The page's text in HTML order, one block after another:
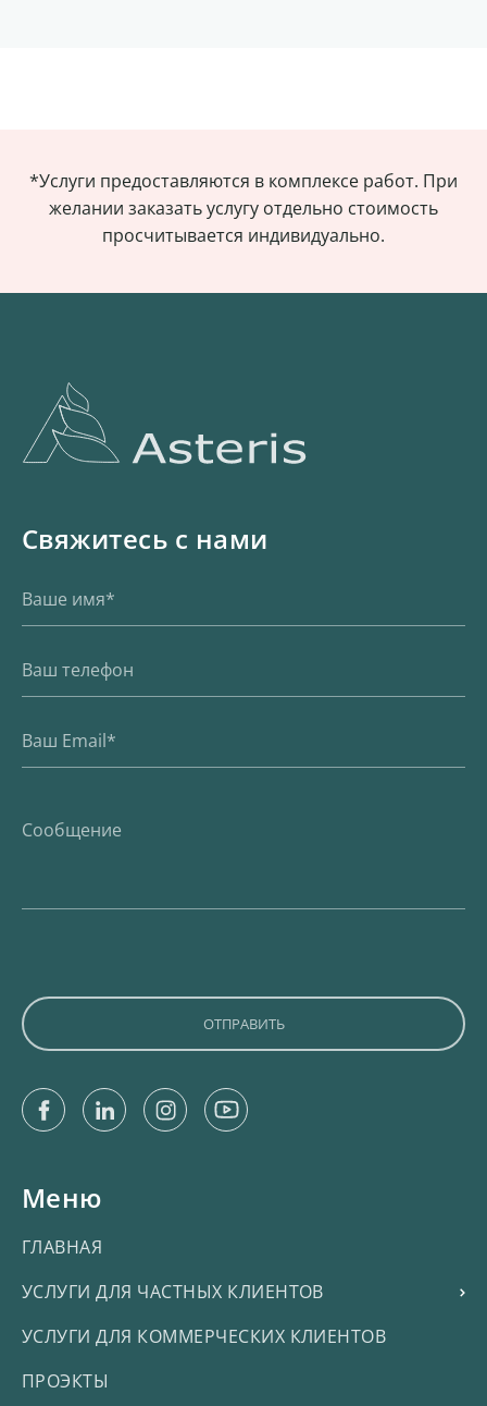
*Услуги предоставляются в комплексе работ. При
желании заказать услугу отдельно стоимость
просчитывается индивидуально.
Свяжитесь с нами
FacebookLinkedinInstagramYoutube
Меню
ГЛАВНАЯ
УСЛУГИ ДЛЯ ЧАСТНЫХ КЛИЕНТОВ
УСЛУГИ ДЛЯ КОММЕРЧЕСКИХ КЛИЕНТОВ
ПРОЭКТЫ